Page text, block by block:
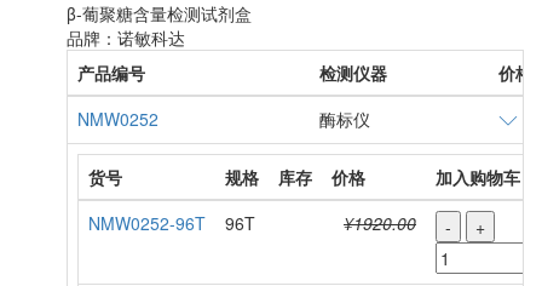
β-葡聚糖含量检测试剂盒
品牌：诺敏科达
产品编号
检测仪器
价格
NMW0252
酶标仪
货号 规格 库存 价格
加入购物车
NMW0252-96T
96T ¥1920.00 - +